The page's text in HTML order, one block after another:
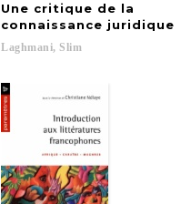
Une critique de la
connaissance juridique
Laghmani, Slim